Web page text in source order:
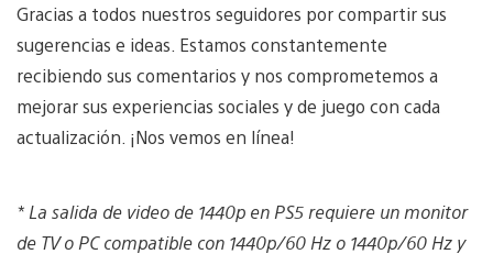
Gracias a todos nuestros seguidores por compartir sus
sugerencias e ideas. Estamos constantemente
recibiendo sus comentarios y nos comprometemos a
mejorar sus experiencias sociales y de juego con cada
actualización. ¡Nos vemos en línea!
* La salida de video de 1440p en PS5 requiere un monitor
de TV o PC compatible con 1440p/60 Hz o 1440p/60 Hz y